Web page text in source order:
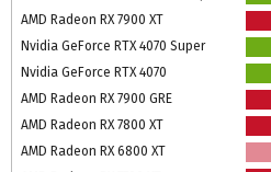
AMD Radeon RX 7900 XT
Nvidia GeForce RTX 4070 Super
Nvidia GeForce RTX 4070
AMD Radeon RX 7900 GRE
AMD Radeon RX 7800 XT
AMD Radeon RX 6800 XT